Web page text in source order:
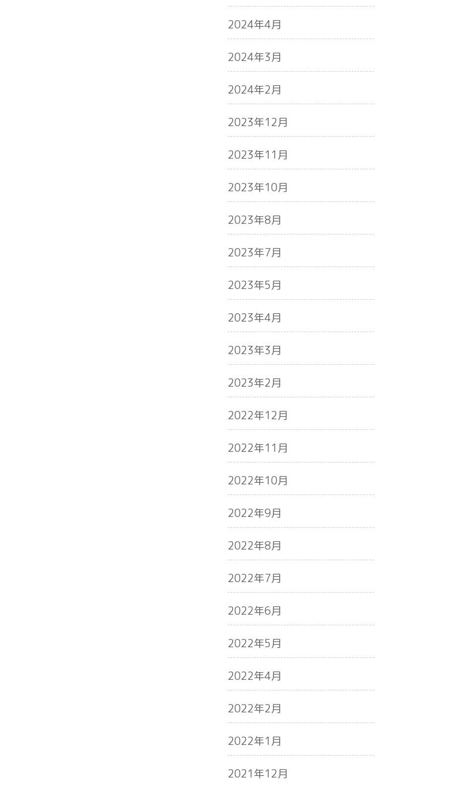
2024年4月
2024年3月
2024年2月
2023年12月
2023年11月
2023年10月
2023年8月
2023年7月
2023年5月
2023年4月
2023年3月
2023年2月
2022年12月
2022年11月
2022年10月
2022年9月
2022年8月
2022年7月
2022年6月
2022年5月
2022年4月
2022年2月
2022年1月
2021年12月